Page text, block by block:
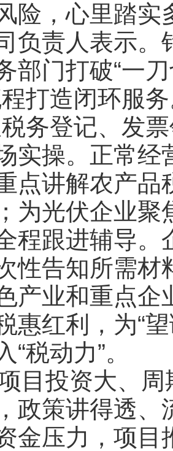
险，心里踏实
负责人表示。
部门打破“一
程打造闭环服
务登记、发
实操。正常经
点讲解农产品
为光伏企业聚
程跟进辅导。
性告知所需材
产业和重点
惠红利，为“
“税动力”。
目投资大、
政策讲得透
金压力，项目